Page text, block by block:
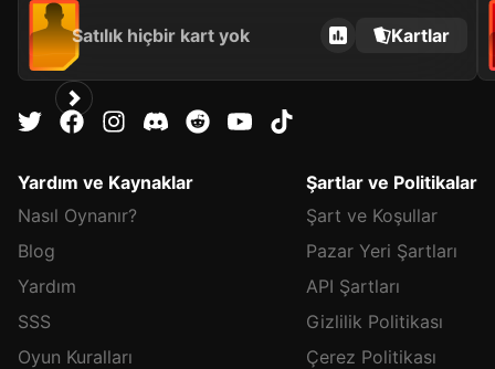
Satılık hiçbir kart yok Kartlar
Yardım ve Kaynaklar
Nasıl Oynanır?
Blog
Yardım
SSS
Oyun Kuralları
Şartlar ve Politikalar
Şart ve Koşullar
Pazar Yeri Şartları
API Şartları
Gizlilik Politikası
Çerez Politikası